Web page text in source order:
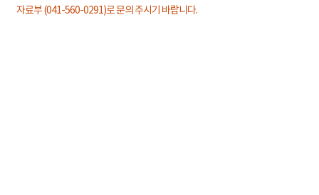
자료부 (041-560-0291)로 문의 주시기 바랍니다.